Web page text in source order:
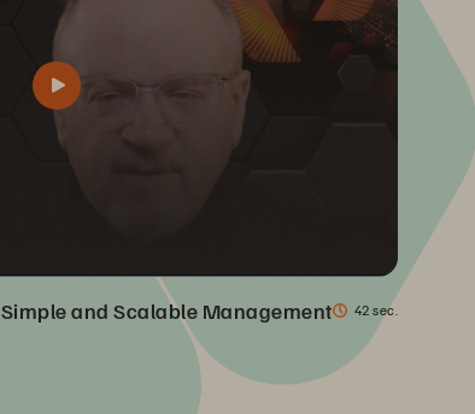
Simple and Scalable Management 42 sec.